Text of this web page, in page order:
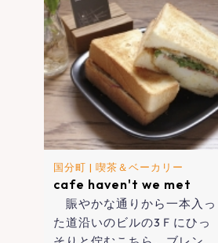
国分町 | 喫茶＆ベーカリー
cafe haven't we met
賑やかな通りから一本入っ
た道沿いのビルの3Ｆにひっ